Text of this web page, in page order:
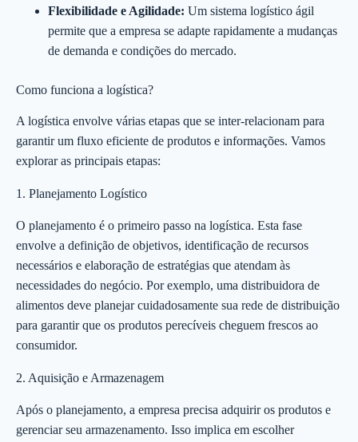
Flexibilidade e Agilidade: Um sistema logístico ágil
permite que a empresa se adapte rapidamente a mudanças
de demanda e condições do mercado.
Como funciona a logística?
A logística envolve várias etapas que se inter-relacionam para
garantir um fluxo eficiente de produtos e informações. Vamos
explorar as principais etapas:
1. Planejamento Logístico
O planejamento é o primeiro passo na logística. Esta fase
envolve a definição de objetivos, identificação de recursos
necessários e elaboração de estratégias que atendam às
necessidades do negócio. Por exemplo, uma distribuidora de
alimentos deve planejar cuidadosamente sua rede de distribuição
para garantir que os produtos perecíveis cheguem frescos ao
consumidor.
2. Aquisição e Armazenagem
Após o planejamento, a empresa precisa adquirir os produtos e
gerenciar seu armazenamento. Isso implica em escolher